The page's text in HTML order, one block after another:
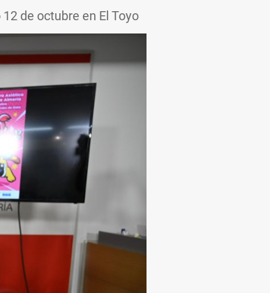
de octubre en El Toyo